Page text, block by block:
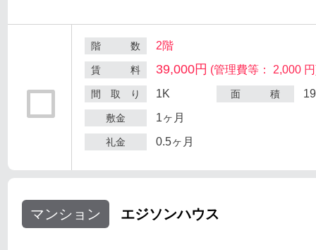
階 数 2階
賃 料 39,000円 (管理費等： 2,000
間 取 り 1K 面 積
敷金 1ヶ月
礼金 0.5ヶ月
マンション エジソンハウス